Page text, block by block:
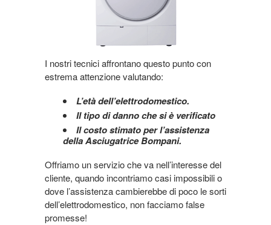
I nostri tecnici affrontano questo punto con
estrema attenzione valutando:
L’età dell’elettrodomestico.
Il tipo di danno che si è verificato
Il costo stimato per l’assistenza
della Asciugatrice Bompani.
Offriamo un servizio che va nell’interesse del
cliente, quando incontriamo casi impossibili o
dove l’assistenza cambierebbe di poco le sorti
dell’elettrodomestico, non facciamo false
promesse!